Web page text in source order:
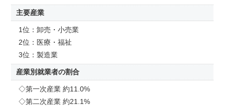
主要産業
1位：卸売・小売業
2位：医療・福祉
3位：製造業
産業別就業者の割合
◇第一次産業 約11.0%
◇第二次産業 約21.1%